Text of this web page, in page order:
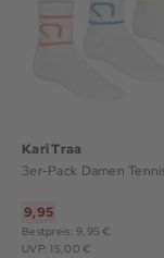
Kari Traa
3er-Pack Damen
9,95
Bestpreis: 9,95 €
UVP: 15,00 €